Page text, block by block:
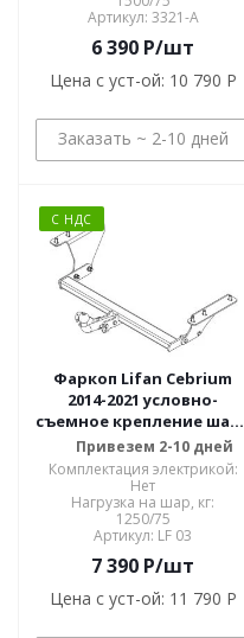
Артикул: 3321-A
6 390 P/шт
Цена с уст-ой: 10 790 P
Заказать ~ 2-10 дней
С НДС
Фаркоп Lifan Cebrium
2014-2021 условно-
съемное крепление шара
LF 03
Привезем 2-10 дней
Комплектация электрикой:
Нет
Нагрузка на шар, кг:
1250/75
Артикул: LF 03
7 390 P/шт
Цена с уст-ой: 11 790 P